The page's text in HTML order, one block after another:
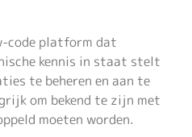
code platform dat
kennis in staat stelt
te beheren en aan te
om bekend te zijn met
moeten worden.